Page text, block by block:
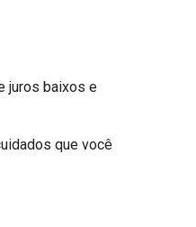
juros baixos e
que você